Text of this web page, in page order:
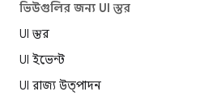
ভিউগুলির জন্য UI স্তর
UI স্তর
UI ইভেন্ট
UI রাজ্য উত্পাদন